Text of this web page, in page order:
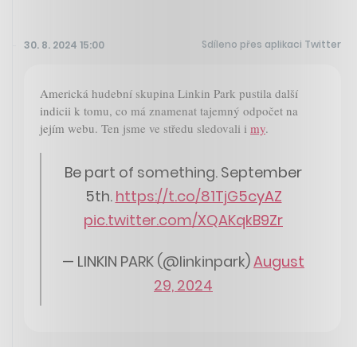
30. 8. 2024 15:00 Sdíleno přes aplikaci Twitter
Americká hudební skupina Linkin Park pustila další
indicii k tomu, co má znamenat tajemný odpočet na
jejím webu. Ten jsme ve středu sledovali i my.
Be part of something. September
5th. https://t.co/81TjG5cyAZ
pic.twitter.com/XQAKqkB9Zr
— LINKIN PARK (@linkinpark)August
29, 2024